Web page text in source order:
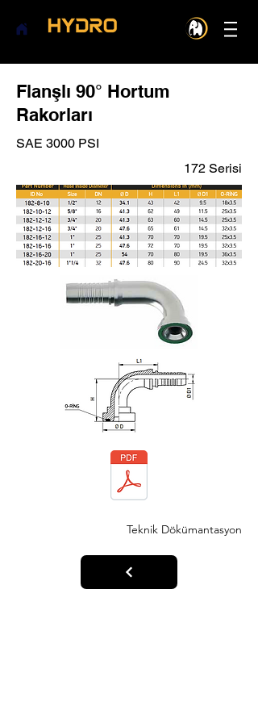
Flanşlı 90° Hortum
Rakorları
SAE 3000 PSI
172 Serisi
Teknik Dökümantasyon